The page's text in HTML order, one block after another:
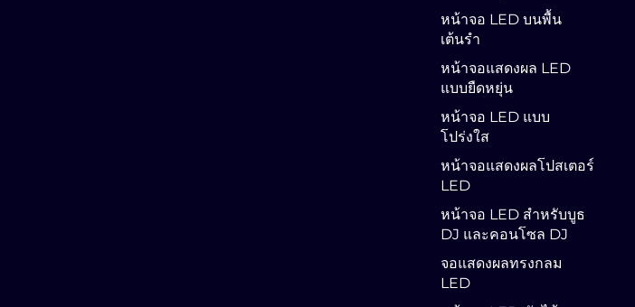
หน้าจอ LED บนพื้น
เต้นรำ
หน้าจอแสดงผล LED
แบบยืดหยุ่น
หน้าจอ LED แบบ
โปร่งใส
หน้าจอแสดงผลโปสเตอร์
LED
หน้าจอ LED สำหรับบูธ
DJ และคอนโซล DJ
จอแสดงผลทรงกลม
LED